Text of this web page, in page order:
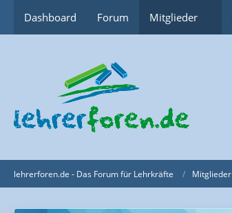
Dashboard Forum Mitglieder
lehrerforen.de - Das Forum für Lehrkräfte Mitglieder